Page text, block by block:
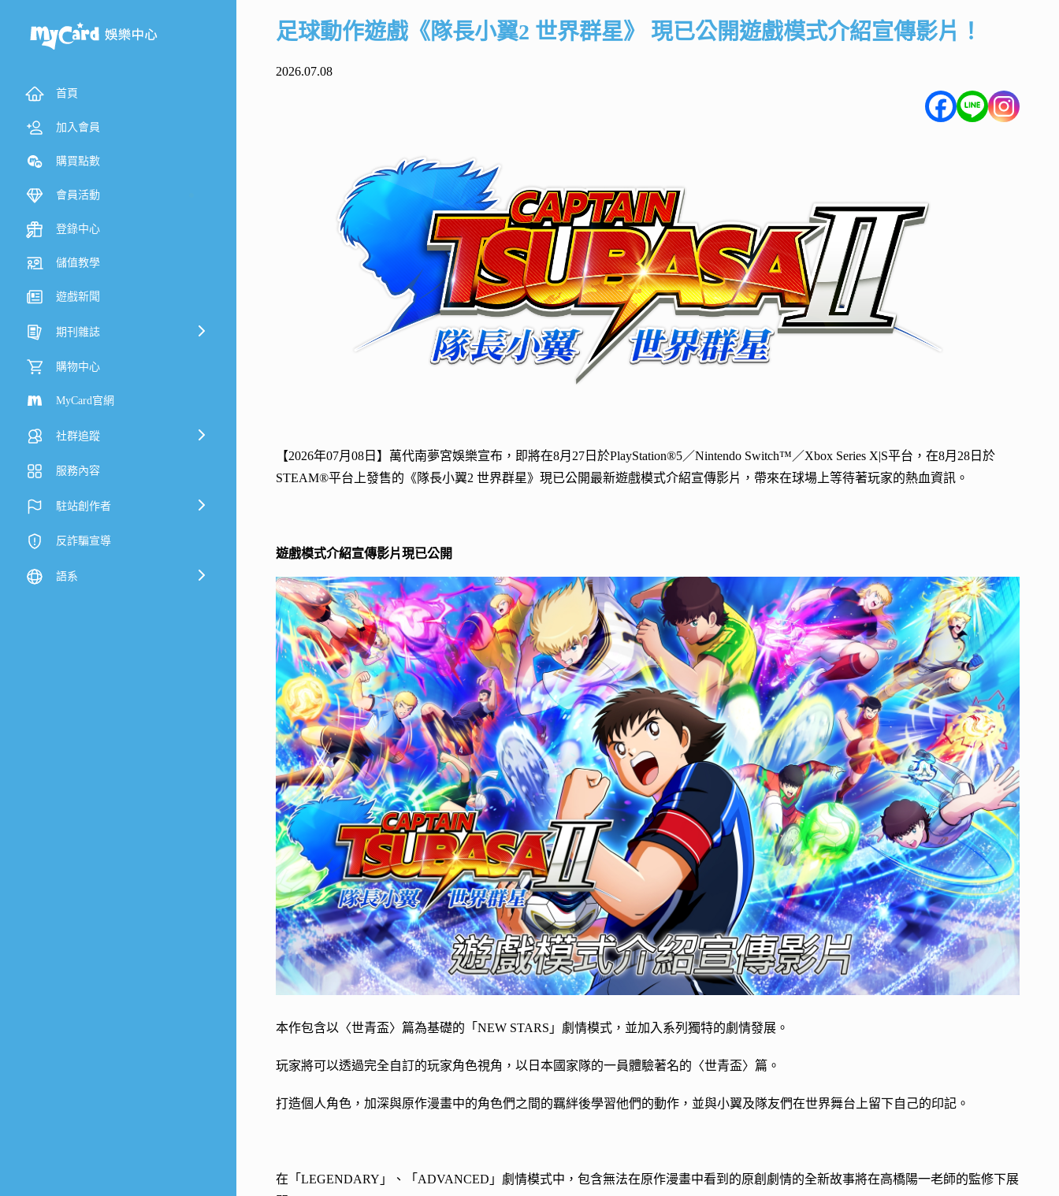
首頁
加入會員
購買點數
會員活動
登錄中心
儲值教學
遊戲新聞
期刊雜誌
購物中心
MyCard官網
社群追蹤
服務內容
駐站創作者
反詐騙宣導
語系
足球動作遊戲《隊長小翼2 世界群星》 現已公開遊戲模式介紹宣傳影片！
2026.07.08
【2026年07月08日】萬代南夢宮娛樂宣布，即將在8月27日於PlayStation®5／Nintendo Switch™／Xbox Series X|S平台，在8月28日於
STEAM®平台上發售的《隊長小翼2 世界群星》現已公開最新遊戲模式介紹宣傳影片，帶來在球場上等待著玩家的熱血資訊。
遊戲模式介紹宣傳影片現已公開
本作包含以〈世青盃〉篇為基礎的「NEW STARS」劇情模式，並加入系列獨特的劇情發展。
玩家將可以透過完全自訂的玩家角色視角，以日本國家隊的一員體驗著名的〈世青盃〉篇。
打造個人角色，加深與原作漫畫中的角色們之間的羈絆後學習他們的動作，並與小翼及隊友們在世界舞台上留下自己的印記。
在「LEGENDARY」、「ADVANCED」劇情模式中，包含無法在原作漫畫中看到的原創劇情的全新故事將在高橋陽一老師的監修下展